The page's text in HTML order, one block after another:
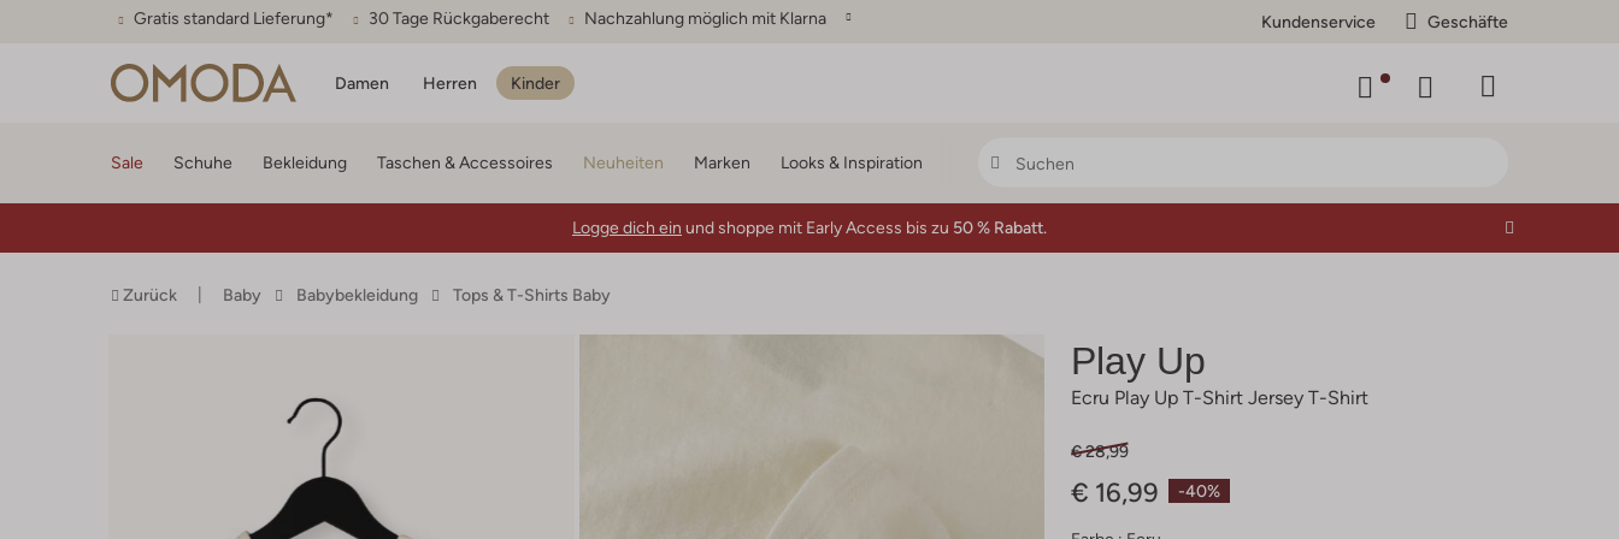
Gratis standard Lieferung* 30 Tage Rückgaberecht Nachzahlung möglich mit Klarna Kundenservice Geschäfte
Damen Herren Kinder
Sale Schuhe Bekleidung Taschen & Accessoires Neuheiten Marken Looks & Inspiration
Logge dich ein und shoppe mit Early Access bis zu 50 % Rabatt.
Zurück Baby Babybekleidung Tops & T-Shirts Baby
Play Up
Ecru Play Up T-Shirt Jersey T-Shirt
-40%
€ 28,99
€ 16,99